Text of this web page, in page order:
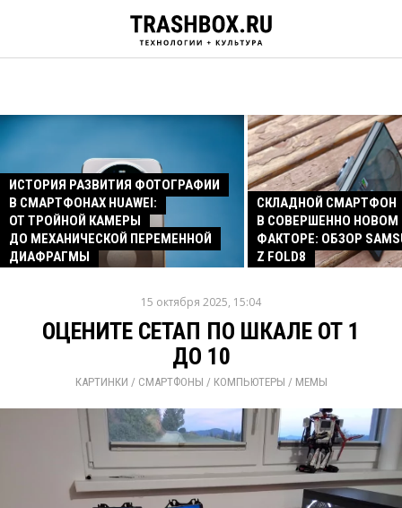
ИСТОРИЯ РАЗВИТИЯ ФОТОГРАФИИ
В СМАРТФОНАХ HUAWEI:
ОТ ТРОЙНОЙ КАМЕРЫ
ДО МЕХАНИЧЕСКОЙ ПЕРЕМЕННОЙ
ДИАФРАГМЫ
СКЛАДНОЙ СМАРТФОН
В СОВЕРШЕННО
ФАКТОРЕ: ОБЗОР
Z FOLD8
15 октября 2025, 15:04
ОЦЕНИТЕ СЕТАП ПО ШКАЛЕ ОТ 1
ДО 10
КАРТИНКИ / СМАРТФОНЫ / КОМПЬЮТЕРЫ / МЕМЫ